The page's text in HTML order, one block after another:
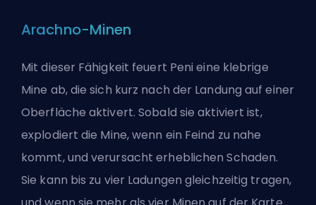
Arachno-Minen
Mit dieser Fähigkeit feuert Peni eine klebrige
Mine ab, die sich kurz nach der Landung auf einer
Oberfläche aktivert. Sobald sie aktiviert ist,
explodiert die Mine, wenn ein Feind zu nahe
kommt, und verursacht erheblichen Schaden.
Sie kann bis zu vier Ladungen gleichzeitig tragen,